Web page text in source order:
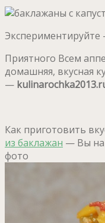
Приятного Всем
домашняя, вкусная
—
Как приготовить
из баклажан — Вы
фото